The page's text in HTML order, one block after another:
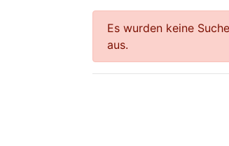
Es wurden keine
aus.